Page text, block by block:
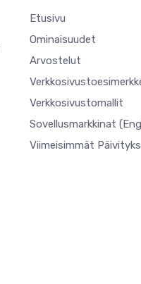
Etusivu
Ominaisuudet
Arvostelut
Verkkosivustomallit
Sovellusmarkkinat
Viimeisimmät